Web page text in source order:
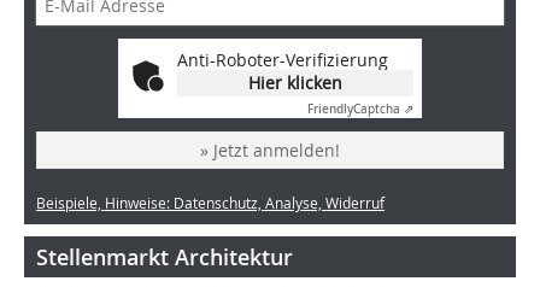
Anti-Roboter-Verifizierung
Hier klicken
FriendlyCaptcha ⇗
» Jetzt anmelden!
Beispiele, Hinweise: Datenschutz, Analyse, Widerruf
Stellenmarkt Architektur